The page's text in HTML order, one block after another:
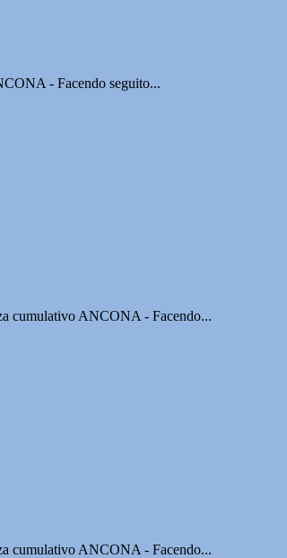
- Facendo seguito...
cumulativo ANCONA - Facendo...
cumulativo ANCONA - Facendo...